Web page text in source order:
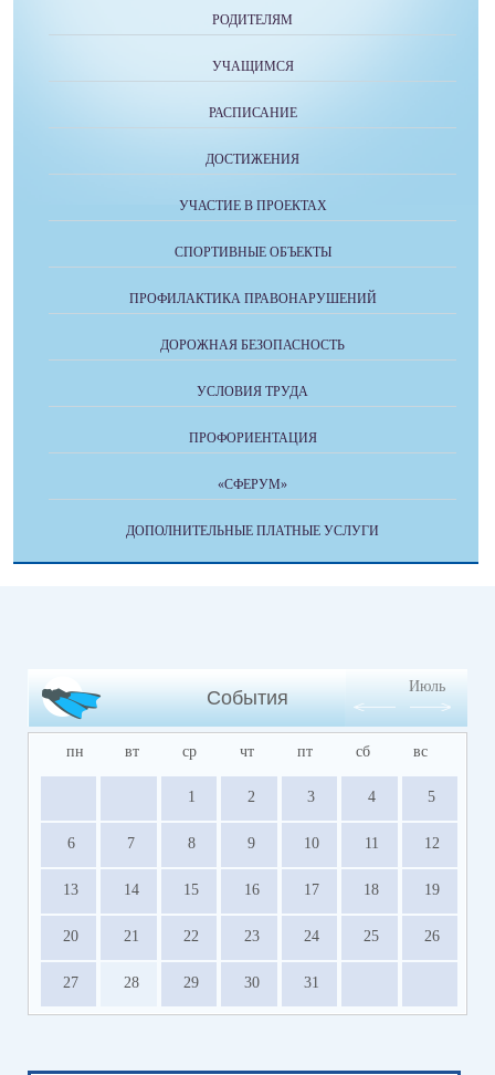
РОДИТЕЛЯМ
УЧАЩИМСЯ
РАСПИСАНИЕ
ДОСТИЖЕНИЯ
УЧАСТИЕ В ПРОЕКТАХ
СПОРТИВНЫЕ ОБЪЕКТЫ
ПРОФИЛАКТИКА ПРАВОНАРУШЕНИЙ
ДОРОЖНАЯ БЕЗОПАСНОСТЬ
УСЛОВИЯ ТРУДА
ПРОФОРИЕНТАЦИЯ
«СФЕРУМ»
ДОПОЛНИТЕЛЬНЫЕ ПЛАТНЫЕ УСЛУГИ
События
Июль
пн вт ср чт пт сб вс
1 2 3 4 5
6 7 8 9 10 11 12
13 14 15 16 17 18 19
20 21 22 23 24 25 26
27 28 29 30 31